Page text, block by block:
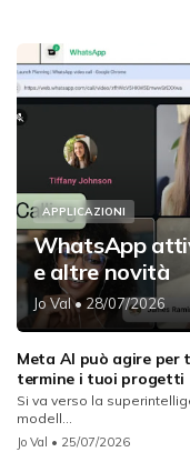
APPLICAZIONI
WhatsApp
e altre novità
Jo Val• 28/07/2026
Meta AI può agire per
termine i tuoi progetti
Si va verso la
modell...
Jo Val • 25/07/2026